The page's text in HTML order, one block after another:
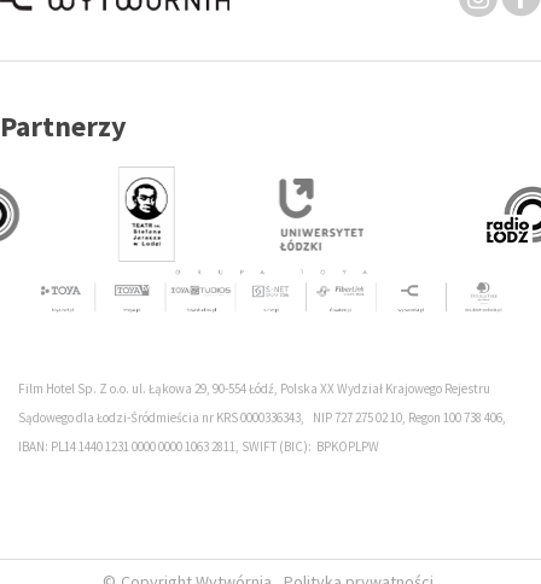
Partnerzy
Film Hotel Sp. Z o.o. ul. Łąkowa 29, 90-554 Łódź, Polska XX Wydział Krajowego Rejestru
Sądowego dla Łodzi-Śródmieścia nr KRS 0000336343, NIP 727 275 02 10, Regon 100 738 406,
IBAN: PL14 1440 1231 0000 0000 1063 2811, SWIFT (BIC): BPKOPLPW